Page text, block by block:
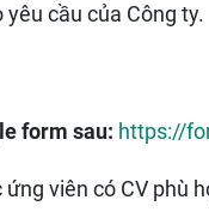
cầu của Công ty.
form sau: https://
viên có CV phù